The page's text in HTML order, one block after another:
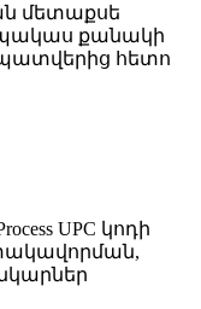
մետաքսե
պակաս քանակի
հետո
UPC կոդի